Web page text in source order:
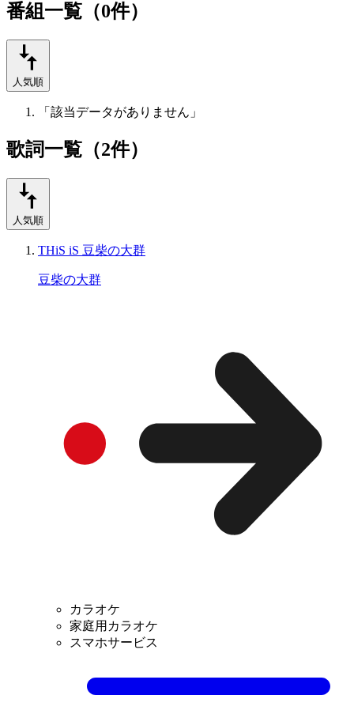
番組一覧（0件）
人気順
「該当データがありません」
歌詞一覧（2件）
人気順
THiS iS 豆柴の大群
豆柴の大群
カラオケ
家庭用カラオケ
スマホサービス